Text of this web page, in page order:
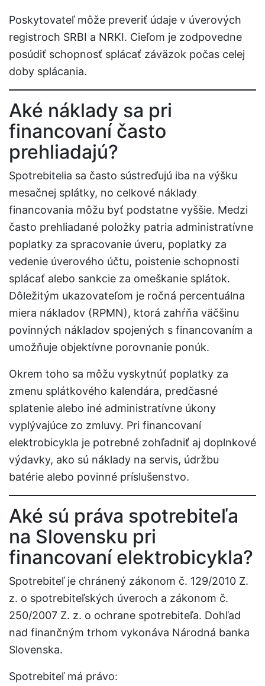
Poskytovateľ môže preveriť údaje v úverových
registroch SRBI a NRKI. Cieľom je zodpovedne
posúdiť schopnosť splácať záväzok počas celej
doby splácania.
Aké náklady sa pri
financovaní často
prehliadajú?
Spotrebitelia sa často sústreďujú iba na výšku
mesačnej splátky, no celkové náklady
financovania môžu byť podstatne vyššie. Medzi
často prehliadané položky patria administratívne
poplatky za spracovanie úveru, poplatky za
vedenie úverového účtu, poistenie schopnosti
splácať alebo sankcie za omeškanie splátok.
Dôležitým ukazovateľom je ročná percentuálna
miera nákladov (RPMN), ktorá zahŕňa väčšinu
povinných nákladov spojených s financovaním a
umožňuje objektívne porovnanie ponúk.
Okrem toho sa môžu vyskytnúť poplatky za
zmenu splátkového kalendára, predčasné
splatenie alebo iné administratívne úkony
vyplývajúce zo zmluvy. Pri financovaní
elektrobicykla je potrebné zohľadniť aj doplnkové
výdavky, ako sú náklady na servis, údržbu
batérie alebo povinné príslušenstvo.
Aké sú práva spotrebiteľa
na Slovensku pri
financovaní elektrobicykla?
Spotrebiteľ je chránený zákonom č. 129/2010 Z.
z. o spotrebiteľských úveroch a zákonom č.
250/2007 Z. z. o ochrane spotrebiteľa. Dohľad
nad finančným trhom vykonáva Národná banka
Slovenska.
Spotrebiteľ má právo: